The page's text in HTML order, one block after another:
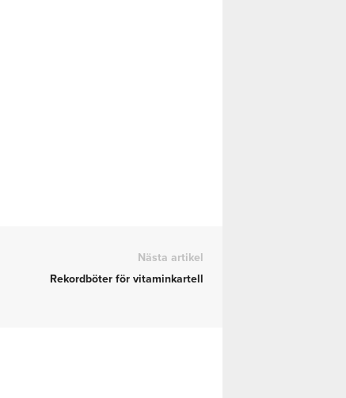
Nästa artikel
Rekordböter för vitaminkartell